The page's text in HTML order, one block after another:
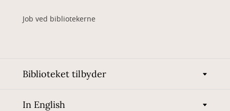
Job ved bibliotekerne
Biblioteket tilbyder
In English